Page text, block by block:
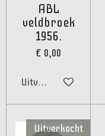
ABL
veldbroek
1956.
€ 0,00
Uitverkocht
Uitverkocht